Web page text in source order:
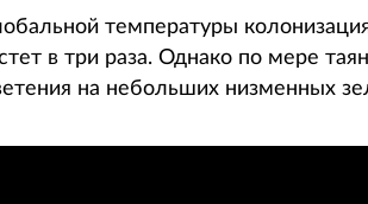
температуры
в три раза. Однако по мере
на небольших низменных